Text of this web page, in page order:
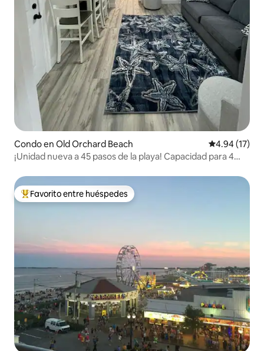
Condo en Old Orchard Beach Calificación
4.94 (17)
¡Unidad nueva a 45 pasos de la playa! Capacidad para 4
Favorito entre huéspedes preferido
Favorito entre huéspedes